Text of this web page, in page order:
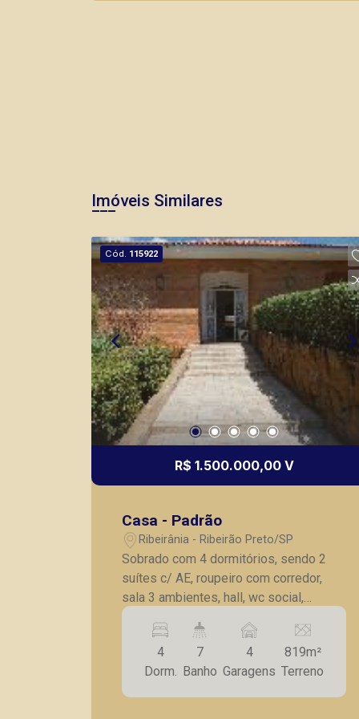
Imóveis Similares
Cód. 115922
R$ 1.500.000,00 V
Casa - Padrão
Ribeirânia - Ribeirão Preto/SP
Sobrado com 4 dormitórios, sendo 2
suítes c/ AE, roupeiro com corredor,
sala 3 ambientes, hall, wc social,
lavabo, escritório, cozinha planejada,
lavanderia, dependência de serviço,
varanda gourmet com churrasqueira,
piscina, 2 wcs, brinquedoteca, 4 vagas
de garagem, sendo 2 cobertas.
4
Dorm.
7
Banho
4
Garagens
819m²
Terreno